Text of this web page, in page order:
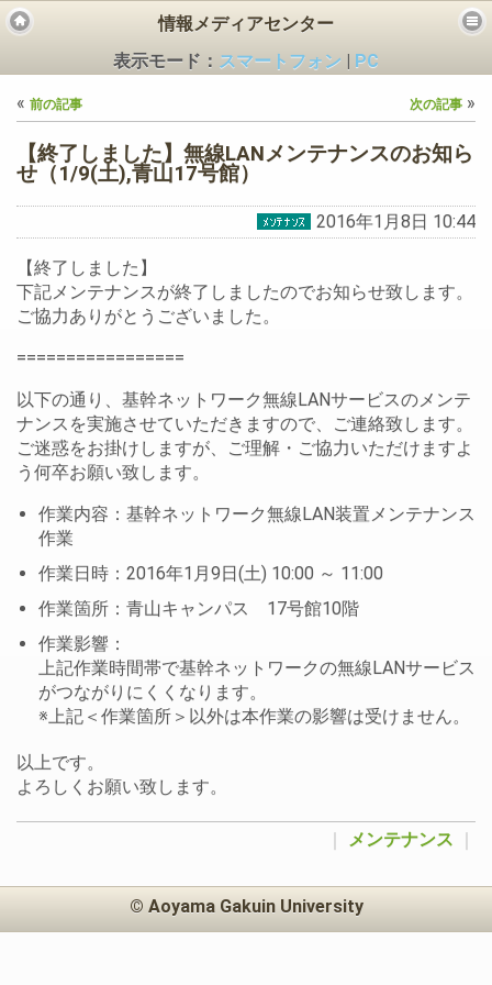
情報メディアセンター
表示モード： スマートフォン
PC
« 前の記事 次の記事 »
【終了しました】無線LANメンテナンスのお知ら
せ（1/9(土),青山17号館）
2016年1月8日 10:44
【終了しました】
下記メンテナンスが終了しましたのでお知らせ致します。
ご協力ありがとうございました。
=================
以下の通り、基幹ネットワーク無線LANサービスのメンテ
ナンスを実施させていただきますので、ご連絡致します。
ご迷惑をお掛けしますが、ご理解・ご協力いただけますよ
う何卒お願い致します。
作業内容：基幹ネットワーク無線LAN装置メンテナンス
作業
作業日時：2016年1月9日(土) 10:00 ～ 11:00
作業箇所：青山キャンパス 17号館10階
作業影響：
上記作業時間帯で基幹ネットワークの無線LANサービス
がつながりにくくなります。
※上記＜作業箇所＞以外は本作業の影響は受けません。
以上です。
よろしくお願い致します。
メンテナンス
© Aoyama Gakuin University